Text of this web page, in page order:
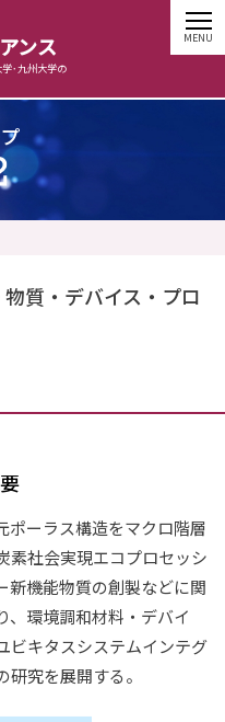
ンス
･九州大学の
質・デバイス・プロ
ポーラス構造をマクロ階層
素社会実現エコプロセッシ
新機能物質の創製などに関
、環境調和材料・デバイ
ビキタスシステムインテグ
究を展開する。